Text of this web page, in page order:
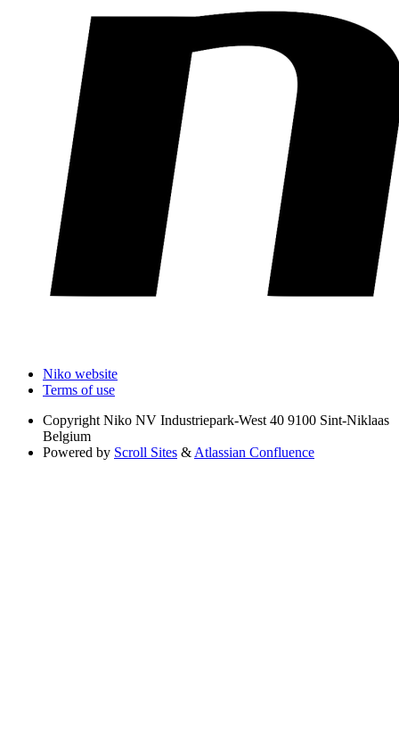
Niko website
Terms of use
Copyright Niko NV Industriepark-West 40 9100 Sint-Niklaas
Belgium
Powered by Scroll Sites & Atlassian Confluence